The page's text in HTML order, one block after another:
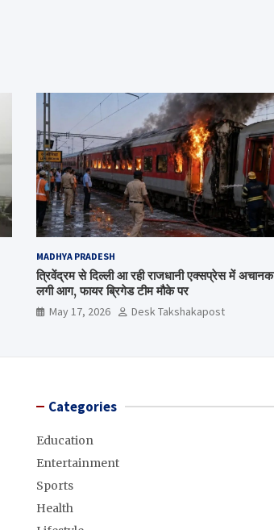
MADHYA PRADESH
त्रिवेंद्रम से दिल्ली आ रही राजधानी एक्सप्रेस में अचानक
लगी आग, फायर ब्रिगेड टीम मौके पर
May 17, 2026 Desk Takshakapost
Categories
Education
Entertainment
Sports
Health